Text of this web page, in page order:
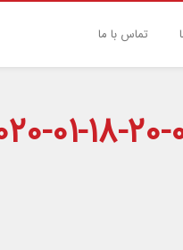
تماس با ما
01-18-